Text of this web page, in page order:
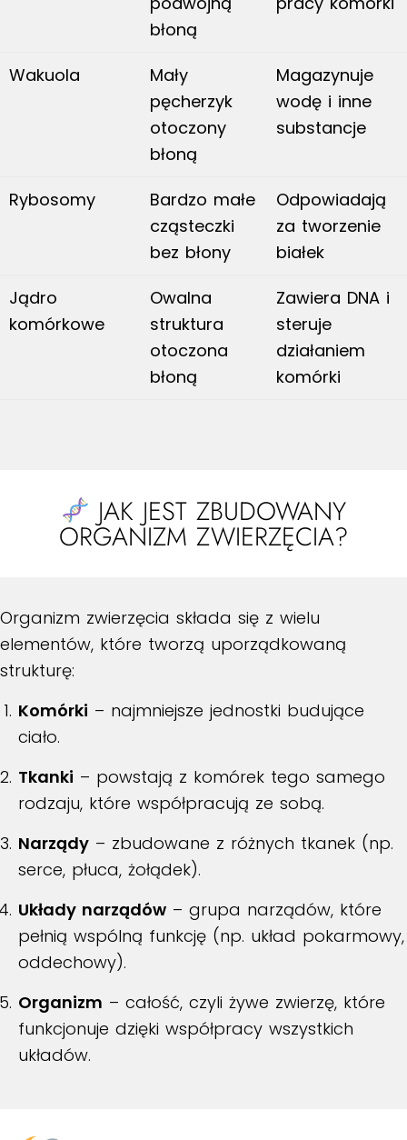
błoną
Wakuola
Mały
pęcherzyk
otoczony
błoną
Magazynuje
wodę i inne
substancje
Rybosomy
Bardzo małe
cząsteczki
bez błony
Odpowiadają
za tworzenie
białek
Jądro
komórkowe
Owalna
struktura
otoczona
błoną
Zawiera DNA i
steruje
działaniem
komórki
JAK JEST ZBUDOWANY
ORGANIZM ZWIERZĘCIA?
Organizm zwierzęcia składa się z wielu
elementów, które tworzą uporządkowaną
strukturę:
Komórki – najmniejsze jednostki budujące
ciało.
Tkanki – powstają z komórek tego samego
rodzaju, które współpracują ze sobą.
Narządy – zbudowane z różnych tkanek (np.
serce, płuca, żołądek).
Układy narządów – grupa narządów, które
pełnią wspólną funkcję (np. układ pokarmowy,
oddechowy).
Organizm – całość, czyli żywe zwierzę, które
funkcjonuje dzięki współpracy wszystkich
układów.